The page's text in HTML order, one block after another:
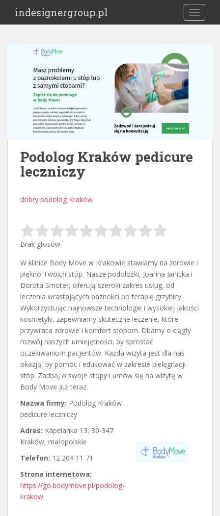
i
indesignergroup.pl
Podolog Kraków pedicure
leczniczy
dobry podolog Kraków
Brak głosów.
W klinice Body Move w Krakowie stawiamy na zdrowie i
piękno Twoich stóp. Nasze podolożki, Joanna Janicka i
Dorota Smoter, oferują szeroki zakres usług, od
leczenia wrastających paznokci po terapię grzybicy.
Wykorzystując najnowsze technologie i wysokiej jakości
kosmetyki, zapewniamy skuteczne leczenie, które
przywraca zdrowie i komfort stopom. Dbamy o ciągły
rozwój naszych umiejętności, by sprostać
oczekiwaniom pacjentów. Każda wizyta jest dla nas
okazją, by pomóc i edukować w zakresie pielęgnacji
stóp. Zadbaj o swoje stopy i umów się na wizytę w
Body Move już teraz.
Nazwa firmy: Podolog Kraków
pedicure leczniczy
Adres: Kapelanka 13, 30-347
Kraków, małopolskie
Telefon: 12 204 11 71
Strona internetowa:
https://go.bodymove.pl/podolog-
krakow